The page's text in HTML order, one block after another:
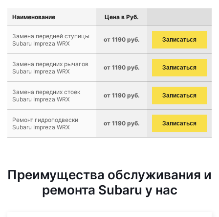
Наименование Цена в Руб.
Замена передней ступицы
Subaru Impreza WRX
от 1190 руб. Записаться
Замена передних рычагов
Subaru Impreza WRX
от 1190 руб. Записаться
Замена передних стоек
Subaru Impreza WRX
от 1190 руб. Записаться
Ремонт гидроподвески
Subaru Impreza WRX
от 1190 руб. Записаться
Преимущества обслуживания и
ремонта Subaru у нас